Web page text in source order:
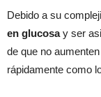
Debido a su
en glucosay ser
de que no
rápidamente como